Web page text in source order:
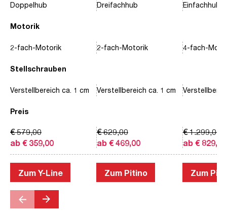
Motorik
Stellschrauben
Preis
Doppelhub
2-fach-Motorik
Verstellbereich ca. 1 cm
ab € 359,00
€ 579,00
Zum Y-Line
Dreifachhub
2-fach-Motorik
Verstellbereich ca. 1 cm
ab € 469,00
€ 629,00
Zum Pitino
Einfachhub
4-fach-
ab € 829,00
€ 1.299,00
Zum